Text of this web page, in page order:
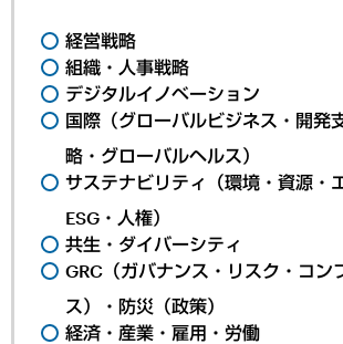
経営戦略
組織・人事戦略
デジタルイノベーション
国際（グローバルビジネス・開発
略・グローバルヘルス）
サステナビリティ（環境・資源・
ESG・人権）
共生・ダイバーシティ
GRC（ガバナンス・リスク・コン
ス）・防災（政策）
経済・産業・雇用・労働